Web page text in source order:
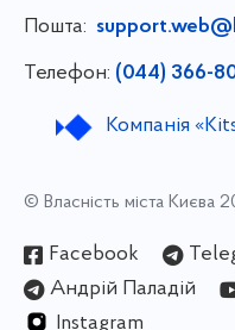
Пошта:
Телефон: (044) 366-
Компанія
© Власність міста Києва
Facebook
Андрій Паладій
Instagram